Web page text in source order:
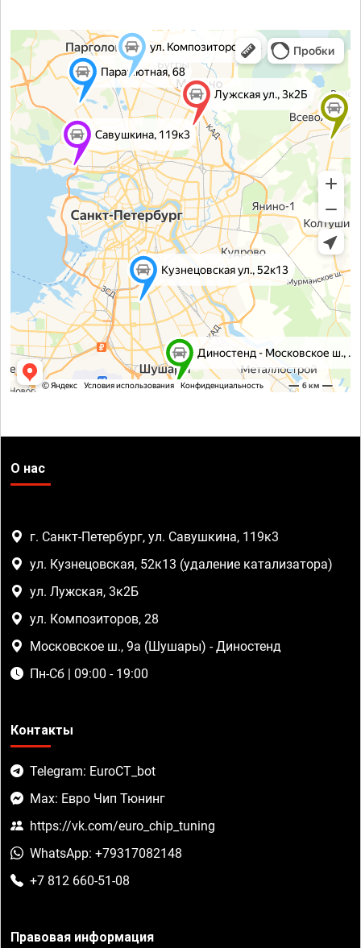
О нас
г. Санкт-Петербург, ул. Савушкина, 119к3
ул. Кузнецовская, 52к13 (удаление катализатора)
ул. Лужская, 3к2Б
ул. Композиторов, 28
Московское ш., 9а (Шушары) - Диностенд
Пн-Сб | 09:00 - 19:00
Контакты
Telegram: EuroCT_bot
Max: Евро Чип Тюнинг
https://vk.com/euro_chip_tuning
WhatsApp: +79317082148
+7 812 660-51-08
Правовая информация